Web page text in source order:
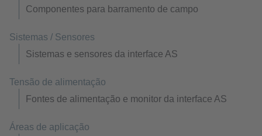
Componentes para barramento de campo
Sistemas / Sensores
Sistemas e sensores da interface AS
Tensão de alimentação
Fontes de alimentação e monitor da interface AS
Áreas de aplicação